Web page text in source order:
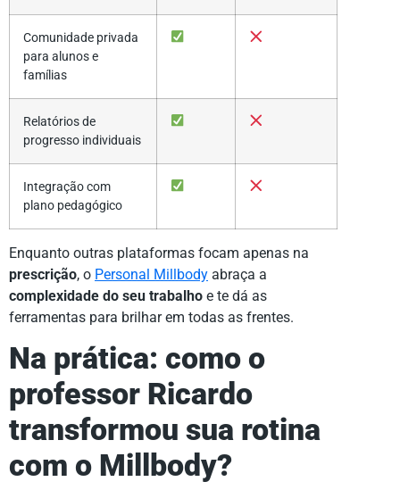
Comunidade privada
para alunos e
famílias
Relatórios de
progresso individuais
Integração com
plano pedagógico
Enquanto outras plataformas focam apenas na
prescrição, o Personal Millbody abraça a
complexidade do seu trabalho e te dá as
ferramentas para brilhar em todas as frentes.
Na prática: como o
professor Ricardo
transformou sua rotina
com o Millbody?